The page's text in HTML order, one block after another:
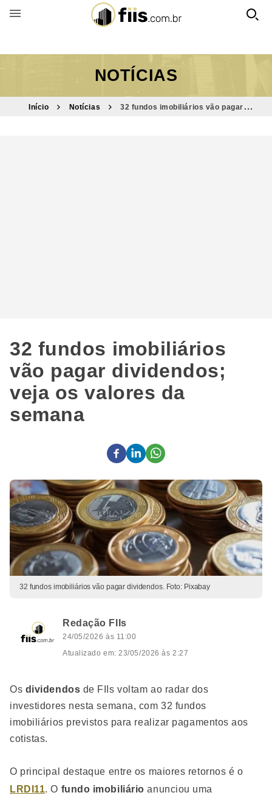
BUSCAR POR FUNDO
NOTÍCIAS
Início Notícias
32 fundos imobiliários vão pagar
32 fundos imobiliários
vão pagar dividendos;
veja os valores da
semana
32 fundos imobiliários vão pagar dividendos. Foto: Pixabay
Redação FIIs
24/05/2026 às 11:00
Atualizado em: 23/05/2026 às 2:27
Os dividendos de FIIs voltam ao radar dos
investidores nesta semana, com 32 fundos
imobiliários previstos para realizar pagamentos aos
cotistas.
O principal destaque entre os maiores retornos é o
LRDI11. O fundo imobiliárioanunciou uma